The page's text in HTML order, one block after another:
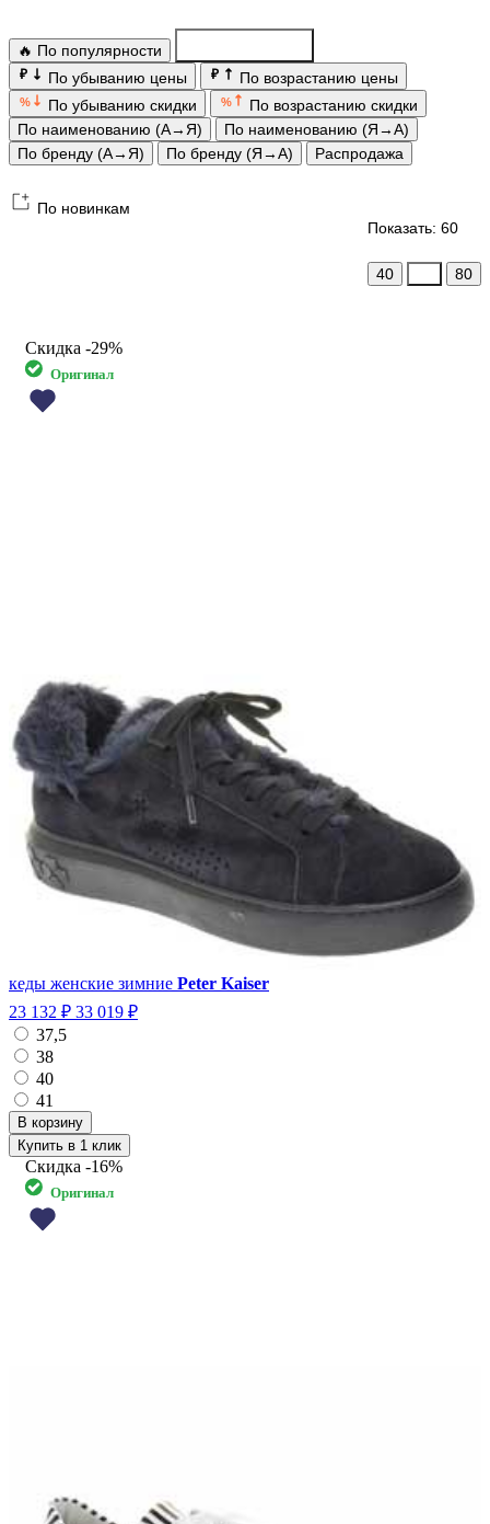
🔥 По популярности
₽ По убыванию цены ₽ По возрастанию цены
% По убыванию скидки %
По возрастанию скидки
По наименованию (А→Я)
По наименованию (Я→А)
По бренду (А→Я)
По бренду (Я→А) Распродажа
По новинкам
Показать: 60
40 80
Скидка -29%
Оригинал
кеды женские зимние Peter Kaiser
23 132 ₽ 33 019 ₽
37,5
38
40
41
Купить в 1 клик
Скидка -16%
Оригинал